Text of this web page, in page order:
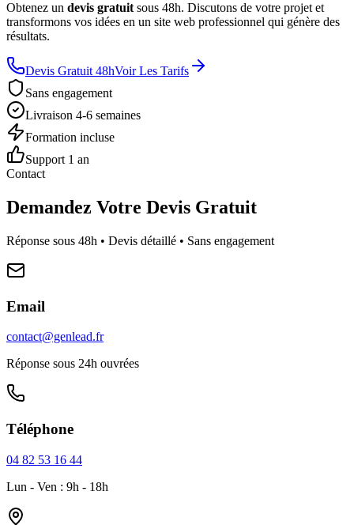
Obtenez un devis gratuit sous 48h. Discutons de votre projet et
transformons vos idées en un site web professionnel qui génère des
résultats.
Devis Gratuit 48hVoir Les Tarifs
Sans engagement
Livraison 4-6 semaines
Formation incluse
Support 1 an
Contact
Demandez Votre Devis Gratuit
Réponse sous 48h • Devis détaillé • Sans engagement
Email
contact@genlead.fr
Réponse sous 24h ouvrées
Téléphone
04 82 53 16 44
Lun - Ven : 9h - 18h